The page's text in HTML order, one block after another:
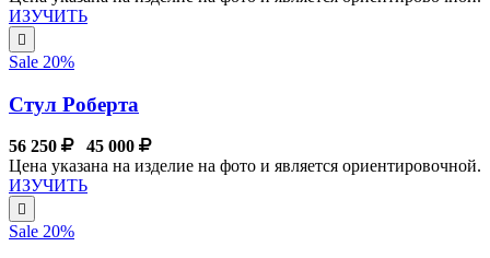
ИЗУЧИТЬ
Sale 20%
Стул Роберта
56 250
45 000
Цена указана на изделие на фото и является ориентировочной.
ИЗУЧИТЬ
Sale 20%